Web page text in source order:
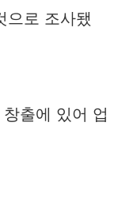
으로 조사됐
출에 있어 업